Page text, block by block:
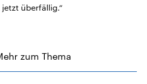
überfällig.“
zum Thema